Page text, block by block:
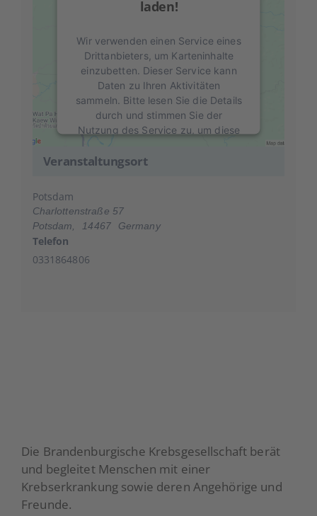
Veranstaltungsort
Potsdam
Charlottenstraße 57
Potsdam
14467 Germany
Telefon
0331864806
laden!
Wir verwenden einen Service eines
Drittanbieters, um Karteninhalte
einzubetten. Dieser Service kann
Daten zu Ihren Aktivitäten
sammeln. Bitte lesen Sie die Details
durch und stimmen Sie der
Nutzung des Service zu, um diese
Management Platform
Die Brandenburgische Krebsgesellschaft berät
und begleitet Menschen mit einer
Krebserkrankung sowie deren Angehörige und
Freunde.